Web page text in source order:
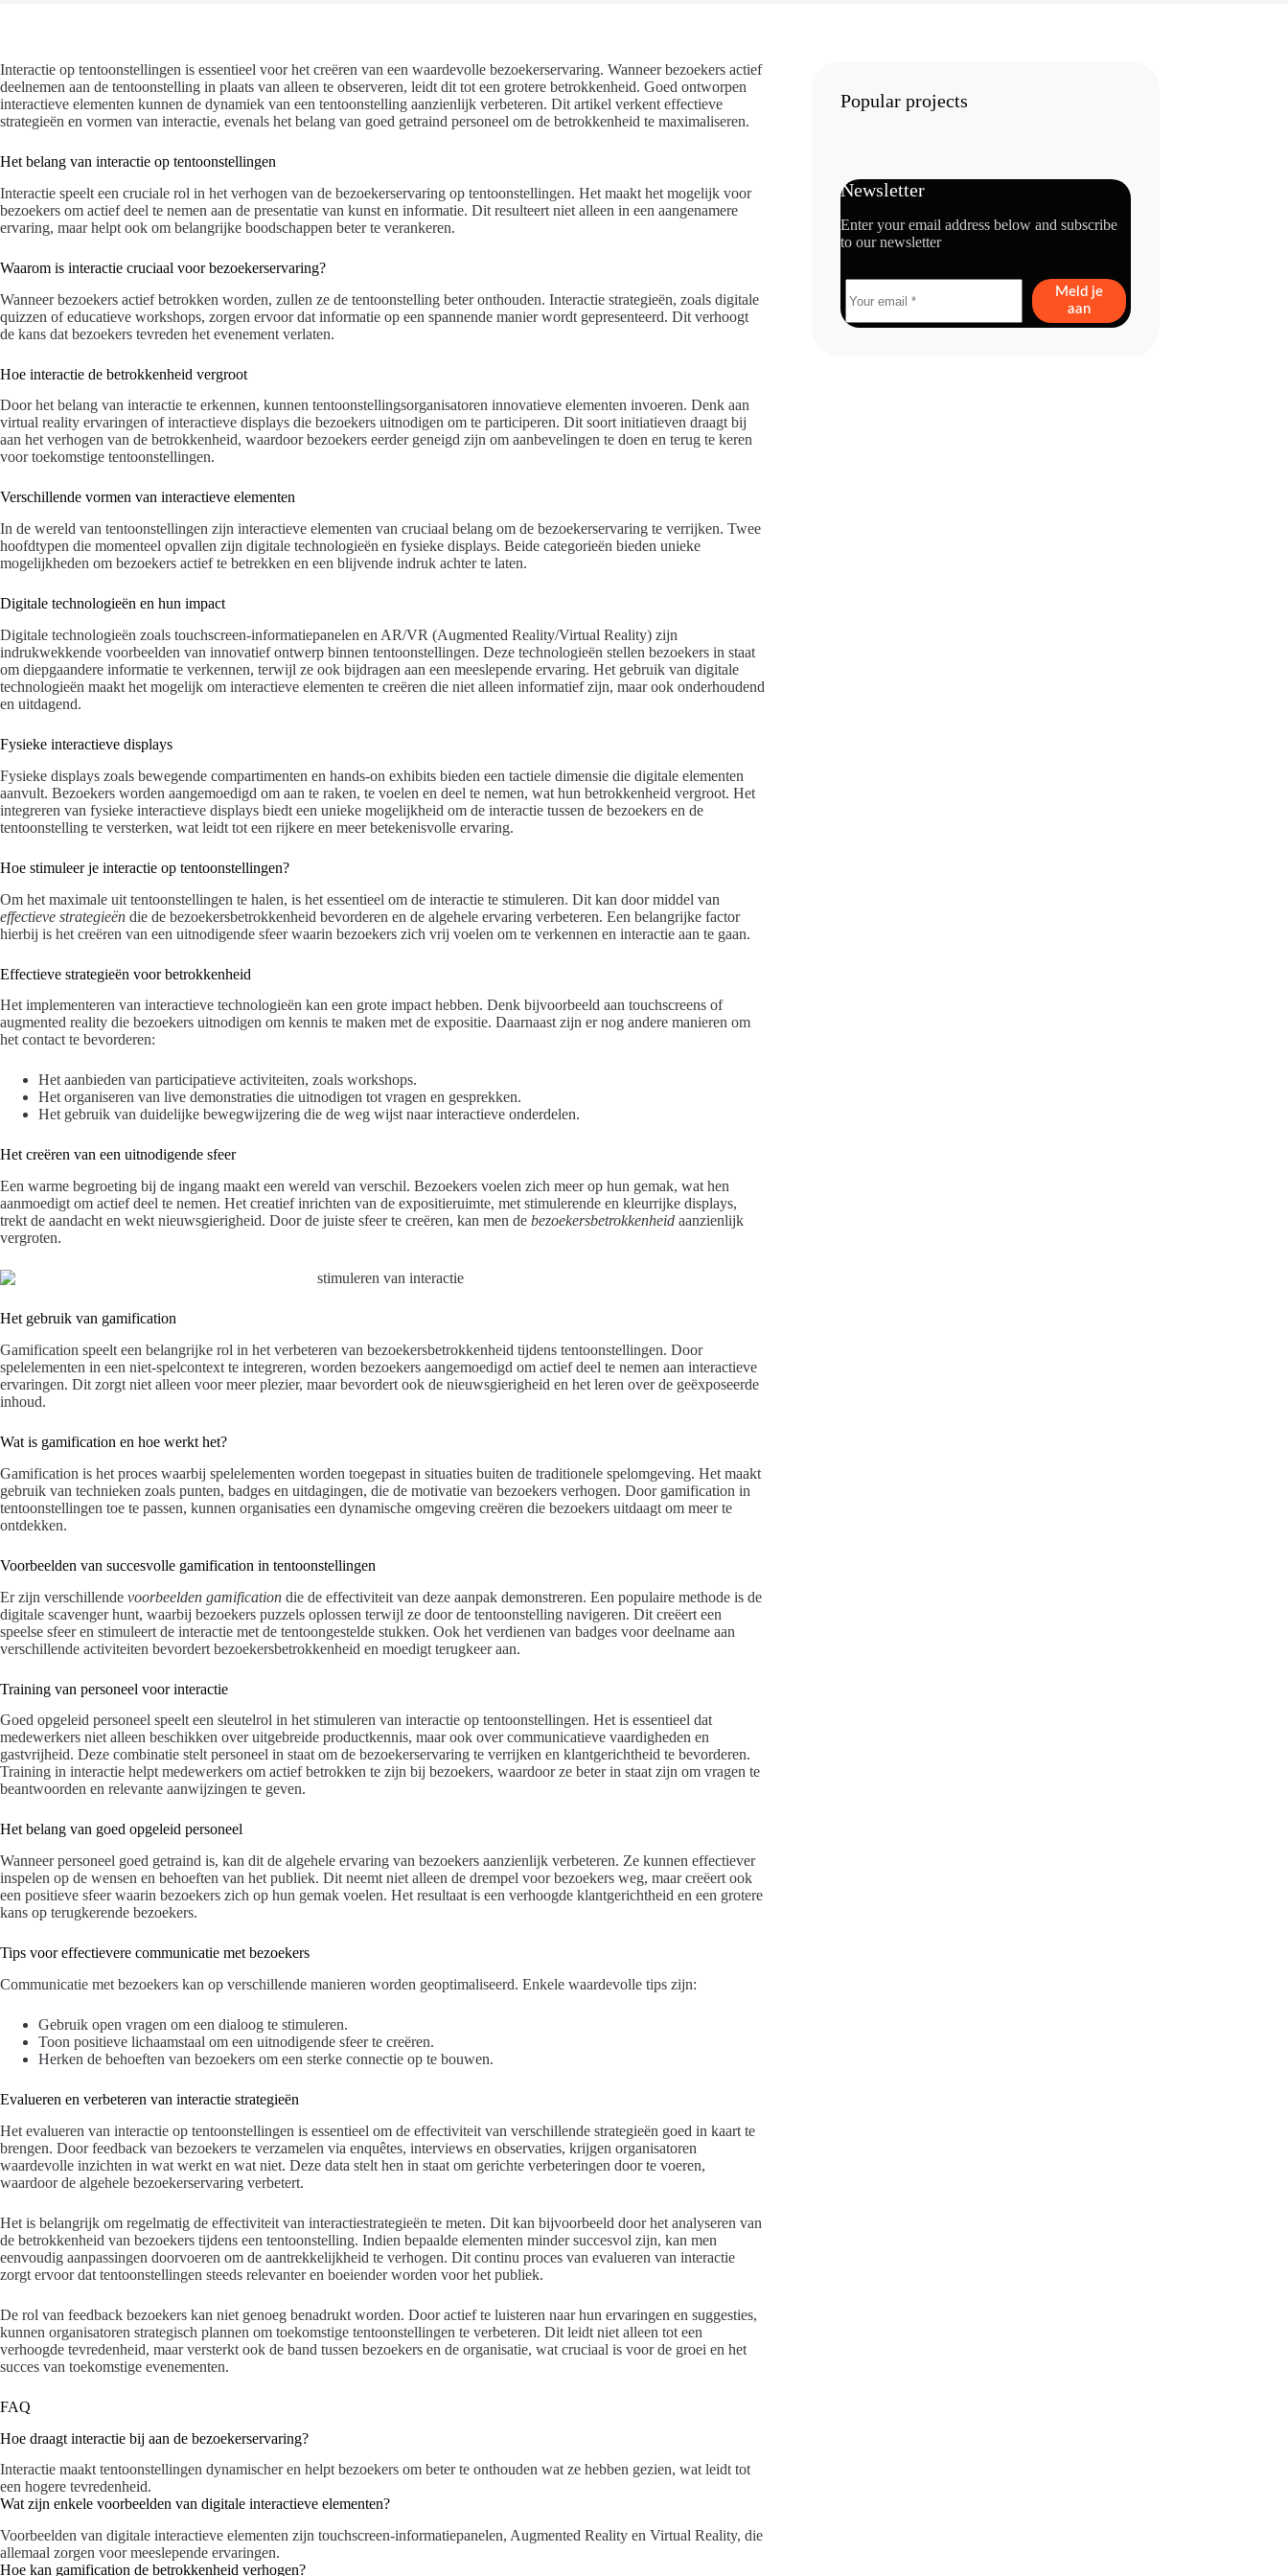
Interactie op tentoonstellingen is essentieel voor het creëren van een waardevolle bezoekerservaring. Wanneer bezoekers actief
deelnemen aan de tentoonstelling in plaats van alleen te observeren, leidt dit tot een grotere betrokkenheid. Goed ontworpen
interactieve elementen kunnen de dynamiek van een tentoonstelling aanzienlijk verbeteren. Dit artikel verkent effectieve
strategieën en vormen van interactie, evenals het belang van goed getraind personeel om de betrokkenheid te maximaliseren.
Het belang van interactie op tentoonstellingen
Interactie speelt een cruciale rol in het verhogen van de bezoekerservaring op tentoonstellingen. Het maakt het mogelijk voor
bezoekers om actief deel te nemen aan de presentatie van kunst en informatie. Dit resulteert niet alleen in een aangenamere
ervaring, maar helpt ook om belangrijke boodschappen beter te verankeren.
Waarom is interactie cruciaal voor bezoekerservaring?
Wanneer bezoekers actief betrokken worden, zullen ze de tentoonstelling beter onthouden. Interactie strategieën, zoals digitale
quizzen of educatieve workshops, zorgen ervoor dat informatie op een spannende manier wordt gepresenteerd. Dit verhoogt
de kans dat bezoekers tevreden het evenement verlaten.
Hoe interactie de betrokkenheid vergroot
Door het belang van interactie te erkennen, kunnen tentoonstellingsorganisatoren innovatieve elementen invoeren. Denk aan
virtual reality ervaringen of interactieve displays die bezoekers uitnodigen om te participeren. Dit soort initiatieven draagt bij
aan het verhogen van de betrokkenheid, waardoor bezoekers eerder geneigd zijn om aanbevelingen te doen en terug te keren
voor toekomstige tentoonstellingen.
Verschillende vormen van interactieve elementen
In de wereld van tentoonstellingen zijn interactieve elementen van cruciaal belang om de bezoekerservaring te verrijken. Twee
hoofdtypen die momenteel opvallen zijn digitale technologieën en fysieke displays. Beide categorieën bieden unieke
mogelijkheden om bezoekers actief te betrekken en een blijvende indruk achter te laten.
Digitale technologieën en hun impact
Digitale technologieën zoals touchscreen-informatiepanelen en AR/VR (Augmented Reality/Virtual Reality) zijn
indrukwekkende voorbeelden van innovatief ontwerp binnen tentoonstellingen. Deze technologieën stellen bezoekers in staat
om diepgaandere informatie te verkennen, terwijl ze ook bijdragen aan een meeslepende ervaring. Het gebruik van digitale
technologieën maakt het mogelijk om interactieve elementen te creëren die niet alleen informatief zijn, maar ook onderhoudend
en uitdagend.
Fysieke interactieve displays
Fysieke displays zoals bewegende compartimenten en hands-on exhibits bieden een tactiele dimensie die digitale elementen
aanvult. Bezoekers worden aangemoedigd om aan te raken, te voelen en deel te nemen, wat hun betrokkenheid vergroot. Het
integreren van fysieke interactieve displays biedt een unieke mogelijkheid om de interactie tussen de bezoekers en de
tentoonstelling te versterken, wat leidt tot een rijkere en meer betekenisvolle ervaring.
Hoe stimuleer je interactie op tentoonstellingen?
Om het maximale uit tentoonstellingen te halen, is het essentieel om de interactie te stimuleren. Dit kan door middel van
effectieve strategieën die de bezoekersbetrokkenheid bevorderen en de algehele ervaring verbeteren. Een belangrijke factor
hierbij is het creëren van een uitnodigende sfeer waarin bezoekers zich vrij voelen om te verkennen en interactie aan te gaan.
Effectieve strategieën voor betrokkenheid
Het implementeren van interactieve technologieën kan een grote impact hebben. Denk bijvoorbeeld aan touchscreens of
augmented reality die bezoekers uitnodigen om kennis te maken met de expositie. Daarnaast zijn er nog andere manieren om
het contact te bevorderen:
Het aanbieden van participatieve activiteiten, zoals workshops.
Het organiseren van live demonstraties die uitnodigen tot vragen en gesprekken.
Het gebruik van duidelijke bewegwijzering die de weg wijst naar interactieve onderdelen.
Het creëren van een uitnodigende sfeer
Een warme begroeting bij de ingang maakt een wereld van verschil. Bezoekers voelen zich meer op hun gemak, wat hen
aanmoedigt om actief deel te nemen. Het creatief inrichten van de expositieruimte, met stimulerende en kleurrijke displays,
trekt de aandacht en wekt nieuwsgierigheid. Door de juiste sfeer te creëren, kan men de bezoekersbetrokkenheid aanzienlijk
vergroten.
Het gebruik van gamification
Gamification speelt een belangrijke rol in het verbeteren van bezoekersbetrokkenheid tijdens tentoonstellingen. Door
spelelementen in een niet-spelcontext te integreren, worden bezoekers aangemoedigd om actief deel te nemen aan interactieve
ervaringen. Dit zorgt niet alleen voor meer plezier, maar bevordert ook de nieuwsgierigheid en het leren over de geëxposeerde
inhoud.
Wat is gamification en hoe werkt het?
Gamification is het proces waarbij spelelementen worden toegepast in situaties buiten de traditionele spelomgeving. Het maakt
gebruik van technieken zoals punten, badges en uitdagingen, die de motivatie van bezoekers verhogen. Door gamification in
tentoonstellingen toe te passen, kunnen organisaties een dynamische omgeving creëren die bezoekers uitdaagt om meer te
ontdekken.
Voorbeelden van succesvolle gamification in tentoonstellingen
Er zijn verschillende voorbeelden gamification die de effectiviteit van deze aanpak demonstreren. Een populaire methode is de
digitale scavenger hunt, waarbij bezoekers puzzels oplossen terwijl ze door de tentoonstelling navigeren. Dit creëert een
speelse sfeer en stimuleert de interactie met de tentoongestelde stukken. Ook het verdienen van badges voor deelname aan
verschillende activiteiten bevordert bezoekersbetrokkenheid en moedigt terugkeer aan.
Training van personeel voor interactie
Goed opgeleid personeel speelt een sleutelrol in het stimuleren van interactie op tentoonstellingen. Het is essentieel dat
medewerkers niet alleen beschikken over uitgebreide productkennis, maar ook over communicatieve vaardigheden en
gastvrijheid. Deze combinatie stelt personeel in staat om de bezoekerservaring te verrijken en klantgerichtheid te bevorderen.
Training in interactie helpt medewerkers om actief betrokken te zijn bij bezoekers, waardoor ze beter in staat zijn om vragen te
beantwoorden en relevante aanwijzingen te geven.
Het belang van goed opgeleid personeel
Wanneer personeel goed getraind is, kan dit de algehele ervaring van bezoekers aanzienlijk verbeteren. Ze kunnen effectiever
inspelen op de wensen en behoeften van het publiek. Dit neemt niet alleen de drempel voor bezoekers weg, maar creëert ook
een positieve sfeer waarin bezoekers zich op hun gemak voelen. Het resultaat is een verhoogde klantgerichtheid en een grotere
kans op terugkerende bezoekers.
Tips voor effectievere communicatie met bezoekers
Communicatie met bezoekers kan op verschillende manieren worden geoptimaliseerd. Enkele waardevolle tips zijn:
Gebruik open vragen om een dialoog te stimuleren.
Toon positieve lichaamstaal om een uitnodigende sfeer te creëren.
Herken de behoeften van bezoekers om een sterke connectie op te bouwen.
Evalueren en verbeteren van interactie strategieën
Het evalueren van interactie op tentoonstellingen is essentieel om de effectiviteit van verschillende strategieën goed in kaart te
brengen. Door feedback van bezoekers te verzamelen via enquêtes, interviews en observaties, krijgen organisatoren
waardevolle inzichten in wat werkt en wat niet. Deze data stelt hen in staat om gerichte verbeteringen door te voeren,
waardoor de algehele bezoekerservaring verbetert.
Het is belangrijk om regelmatig de effectiviteit van interactiestrategieën te meten. Dit kan bijvoorbeeld door het analyseren van
de betrokkenheid van bezoekers tijdens een tentoonstelling. Indien bepaalde elementen minder succesvol zijn, kan men
eenvoudig aanpassingen doorvoeren om de aantrekkelijkheid te verhogen. Dit continu proces van evalueren van interactie
zorgt ervoor dat tentoonstellingen steeds relevanter en boeiender worden voor het publiek.
De rol van feedback bezoekers kan niet genoeg benadrukt worden. Door actief te luisteren naar hun ervaringen en suggesties,
kunnen organisatoren strategisch plannen om toekomstige tentoonstellingen te verbeteren. Dit leidt niet alleen tot een
verhoogde tevredenheid, maar versterkt ook de band tussen bezoekers en de organisatie, wat cruciaal is voor de groei en het
succes van toekomstige evenementen.
FAQ
Hoe draagt interactie bij aan de bezoekerservaring?
Interactie maakt tentoonstellingen dynamischer en helpt bezoekers om beter te onthouden wat ze hebben gezien, wat leidt tot
een hogere tevredenheid.
Wat zijn enkele voorbeelden van digitale interactieve elementen?
Voorbeelden van digitale interactieve elementen zijn touchscreen-informatiepanelen, Augmented Reality en Virtual Reality, die
allemaal zorgen voor meeslepende ervaringen.
Hoe kan gamification de betrokkenheid verhogen?
Popular projects
Newsletter
Enter your email address below and subscribe
to our newsletter
Meld je
aan